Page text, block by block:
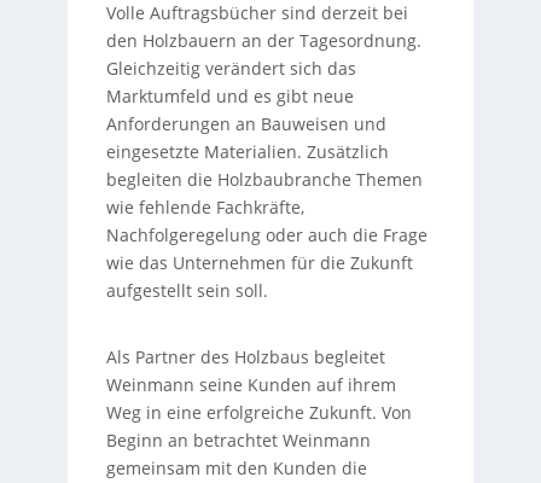
Volle Auftragsbücher sind derzeit bei
den Holzbauern an der Tagesordnung.
Gleichzeitig verändert sich das
Marktumfeld und es gibt neue
Anforderungen an Bauweisen und
eingesetzte Materialien. Zusätzlich
begleiten die Holzbaubranche Themen
wie fehlende Fachkräfte,
Nachfolgeregelung oder auch die Frage
wie das Unternehmen für die Zukunft
aufgestellt sein soll.
Als Partner des Holzbaus begleitet
Weinmann seine Kunden auf ihrem
Weg in eine erfolgreiche Zukunft. Von
Beginn an betrachtet Weinmann
gemeinsam mit den Kunden die